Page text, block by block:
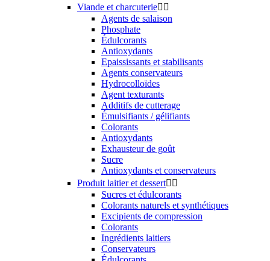
Viande et charcuterie 
Agents de salaison
Phosphate
Édulcorants
Antioxydants
Epaississants et stabilisants
Agents conservateurs
Hydrocolloïdes
Agent texturants
Additifs de cutterage
Émulsifiants / gélifiants
Colorants
Antioxydants
Exhausteur de goût
Sucre
Antioxydants et conservateurs
Produit laitier et dessert 
Sucres et édulcorants
Colorants naturels et synthétiques
Excipients de compression
Colorants
Ingrédients laitiers
Conservateurs